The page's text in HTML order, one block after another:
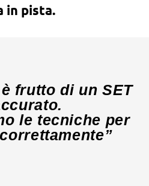
in pista.
frutto di un SET
le tecniche per